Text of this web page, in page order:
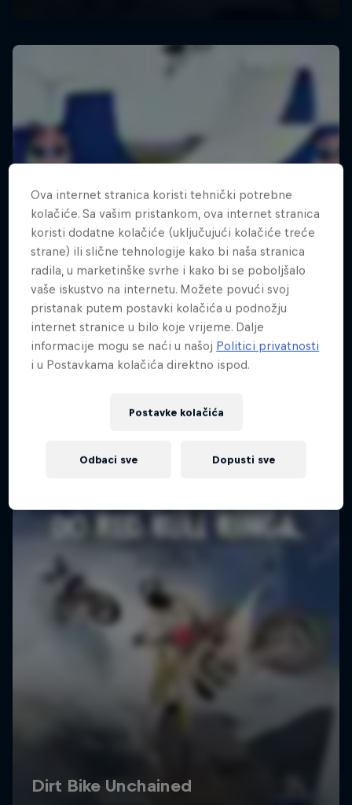
Ova internet stranica koristi tehnički potrebne
kolačiće. Sa vašim pristankom, ova internet stranica
koristi dodatne kolačiće (uključujući kolačiće treće
strane) ili slične tehnologije kako bi naša stranica
radila, u marketinške svrhe i kako bi se poboljšalo
vaše iskustvo na internetu. Možete povući svoj
pristanak putem postavki kolačića u podnožju
internet stranice u bilo koje vrijeme. Dalje
informacije mogu se naći u našoj Politici privatnosti
i u Postavkama kolačića direktno ispod.
Postavke kolačića
Odbaci sve Dopusti sve